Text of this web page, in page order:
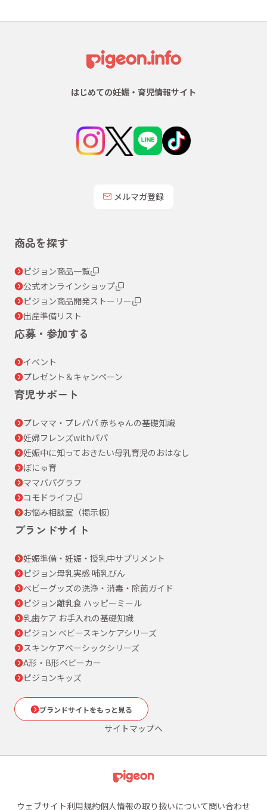
はじめての妊娠・育児情報サイト
メルマガ登録
商品を探す
ピジョン商品一覧
公式オンラインショップ
ピジョン商品開発ストーリー
出産準備リスト
応募・参加する
イベント
プレゼント＆キャンペーン
育児サポート
プレママ・プレパパ 赤ちゃんの基礎知識
妊婦フレンズwithパパ
妊娠中に知っておきたい母乳育児のおはなし
ぼにゅ育
ママパパグラフ
コモドライフ
お悩み相談室（掲示板）
ブランドサイト
妊娠準備・妊娠・授乳中サプリメント
ピジョン母乳実感 哺乳びん
ベビーグッズの洗浄・消毒・除菌ガイド
ピジョン離乳食 ハッピーミール
乳歯ケア お手入れの基礎知識
ピジョン ベビースキンケアシリーズ
スキンケアベーシックシリーズ
A形・B形ベビーカー
ピジョンキッズ
ブランドサイトをもっと見る
サイトマップへ
ウェブサイト利用規約個人情報の取り扱いについて問い合わせ